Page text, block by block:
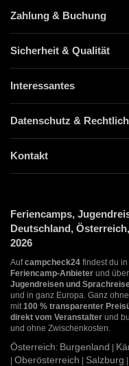
Zahlung & Buchung
Sicherheit & Qualität
Interessantes
Datenschutz &
Kontakt
Feriencamps,
Deutschland,
2026
Aufcampcheck24 findest du
Feriencamp-Anbieter und über
Jugendreisen und
und in ganz Europa. Ganz
mit100 % transparenter
direkt vom Veranstalter und
und ohne Zwischenkosten.
Österreich: Burgenland |
| Oberösterreich | Salzburg |